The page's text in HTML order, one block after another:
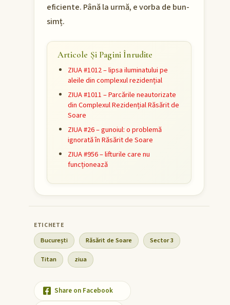
eficiente. Până la urmă, e vorba de bun-
simț.
Articole Și Pagini Înrudite
ZIUA #1012 – lipsa iluminatului pe
aleile din complexul rezidențial
ZIUA #1011 – Parcările neautorizate
din Complexul Rezidențial Răsărit de
Soare
ZIUA #26 – gunoiul: o problemă
ignorată în Răsărit de Soare
ZIUA #956 – lifturile care nu
funcționează
București Răsărit de Soare Sector 3
Titan ziua
Share on Facebook